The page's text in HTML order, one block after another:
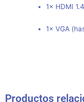
1× HDMI
1× VGA
Productos